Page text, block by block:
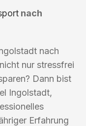
nach
nach
nur stressfrei
Dann bist
Ingolstadt,
Erfahrung